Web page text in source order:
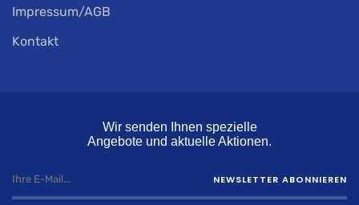
Impressum/AGB
Kontakt
Wir senden Ihnen spezielle
Angebote und aktuelle Aktionen.
NEWSLETTER ABONNIEREN